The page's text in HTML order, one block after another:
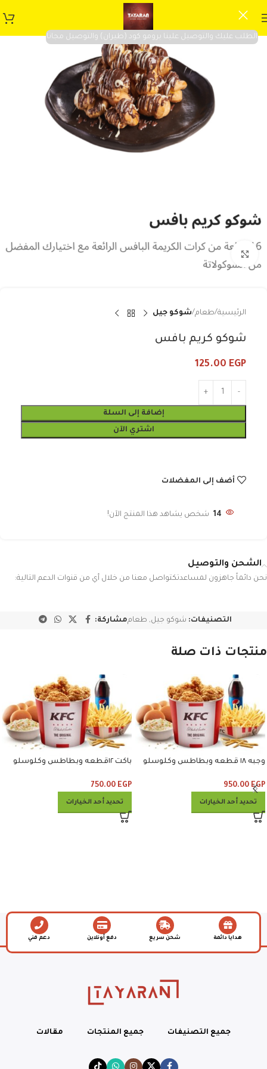
الطلب عليك والتوصيل علينا برومو كود (طيران) والتوصيل مجانا
Click to enlarge
الرئيسية طعام شوكو جيل
شوكو كريم بافس
125.00 EGP
إضافة إلى السلة
اشتري الآن
أضف إلى المفضلات
14 شخص يشاهد هذا المنتج الآن!
الشحن والتوصيل
نحن دائماً جاهزون لمساعدتكتواصل معنا من خلال أي من قنوات الدعم التالية:
التصنيفات: شوكو جيل, طعاممشاركة:
منتجات ذات صلة
وجبه ١٨ قطعه وبطاطس وكلوسلو
950.00 EGP
تحديد أحد الخيارات
باكت ١٢قطعه وبطاطس وكلوسلو
750.00 EGP
تحديد أحد الخيارات
هدايا دائمة شحن سريع دفع أونلاين دعم فني
جميع التصنيفات جميع المنتجات مقالات